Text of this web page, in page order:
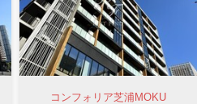
コンフォリア芝浦MOKU